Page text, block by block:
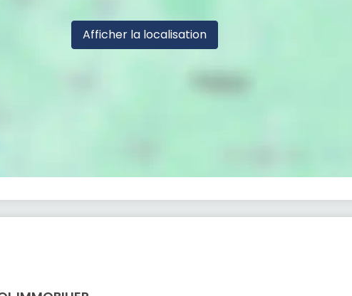
Afficher la localisation